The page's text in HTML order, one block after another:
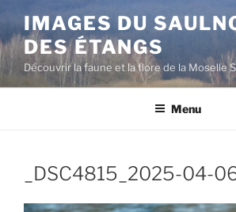
contenu
principal
IMAGES DU
DES ÉTANGS
Découvrir la faune et la flore de la Moselle
Menu
_DSC4815_2025-04-